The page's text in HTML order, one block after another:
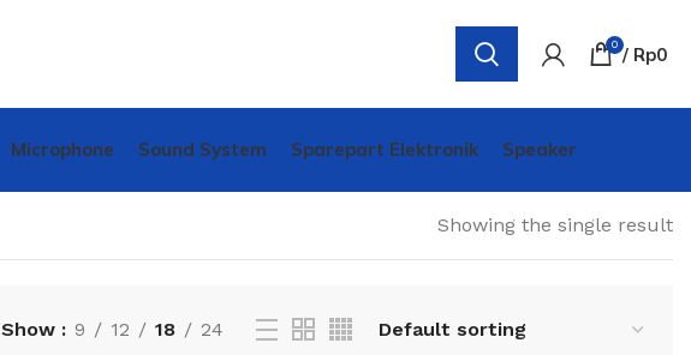
0 / Rp0
Microphone Sound System Sparepart Elektronik Speaker
Showing the single result
Show 9 12 18 24